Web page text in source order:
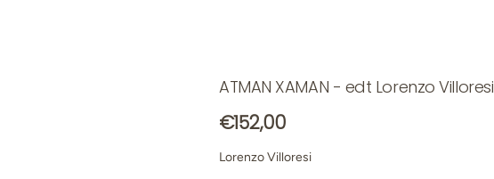
ATMAN XAMAN - edt Lorenzo Villoresi
Prezzo normale
€152,00
Lorenzo Villoresi